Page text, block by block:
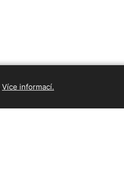
Více informací.